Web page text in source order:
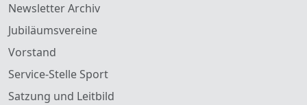
Newsletter Archiv
Jubiläumsvereine
Vorstand
Service-Stelle Sport
Satzung und Leitbild